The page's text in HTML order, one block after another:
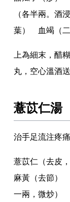
（各半兩。酒
葉） 血竭（
上為細末 ，醋
丸 ， 空心溫酒
薏苡仁湯
治手足流注疼痛
薏苡仁（去皮
麻黃（去節）
一兩 ，微炒）